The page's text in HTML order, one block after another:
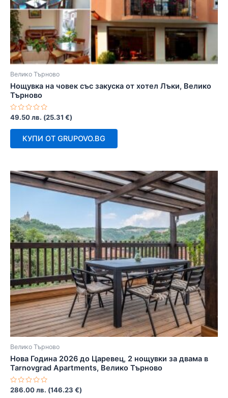
Велико Търново
Нощувка на човек със закуска от хотел Лъки, Велико
Търново
Оценено
0
49.50лв. (25.31 €)
КУПИ ОТ GRUPOVO.BG
Велико Търново
Нова Година 2026 до Царевец, 2 нощувки за двама в
Tarnovgrad Apartments, Велико Търново
Оценено
286.00лв. (146.23 €)